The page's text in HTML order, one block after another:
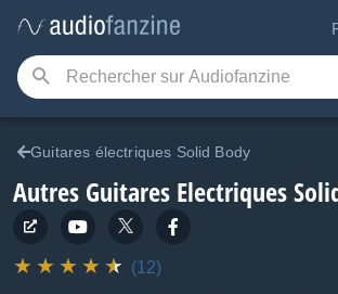
Guitares électriques Solid Body
Autres Guitares Electriques
(12)